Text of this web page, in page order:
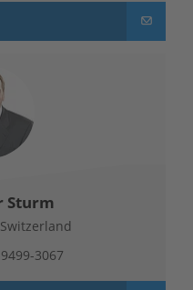
Sturm
3067